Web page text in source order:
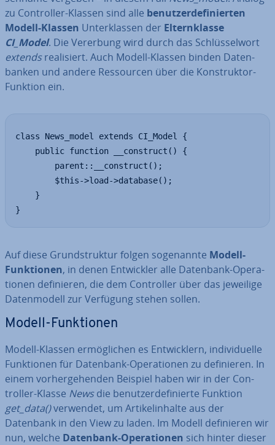
zu Con­trol­ler-Klassen sind alle be­nut­zer­de­fi­nier­ten
Modell-Klassen Un­ter­klas­sen der El­tern­klas­se
CI_Model. Die Vererbung wird durch das Schlüs­sel­wort
extendsrea­li­siert. Auch Modell-Klassen binden Da­ten­
ban­ken und andere Res­sour­cen über die Kon­struk­tor-
Funktion ein.
class News_model extends CI_Model {
    public function __construct() {
        parent::__construct();
        $this->load->database();
    }
}
Auf diese Grund­struk­tur folgen so­ge­nann­te Modell-
Funk­tio­nen, in denen Ent­wick­ler alle Datenbank-Ope­ra­
tio­nen de­fi­nie­ren, die dem Con­trol­ler über das jeweilige
Da­ten­mo­dell zur Verfügung stehen sollen.
Modell-Funk­tio­nen
Modell-Klassen er­mög­li­chen es Ent­wick­lern, in­di­vi­du­el­le
Funk­tio­nen für Datenbank-Ope­ra­tio­nen zu de­fi­nie­ren. In
einem vor­her­ge­hen­den Beispiel haben wir in der Con­
trol­ler-Klasse Newsdie be­nut­zer­de­fi­nier­te Funktion
get_data()verwendet, um Ar­ti­kel­in­hal­te aus der
Datenbank in den View zu laden. Im Modell de­fi­nie­ren wir
nun, welche Datenbank-Ope­ra­tio­nen sich hinter dieser